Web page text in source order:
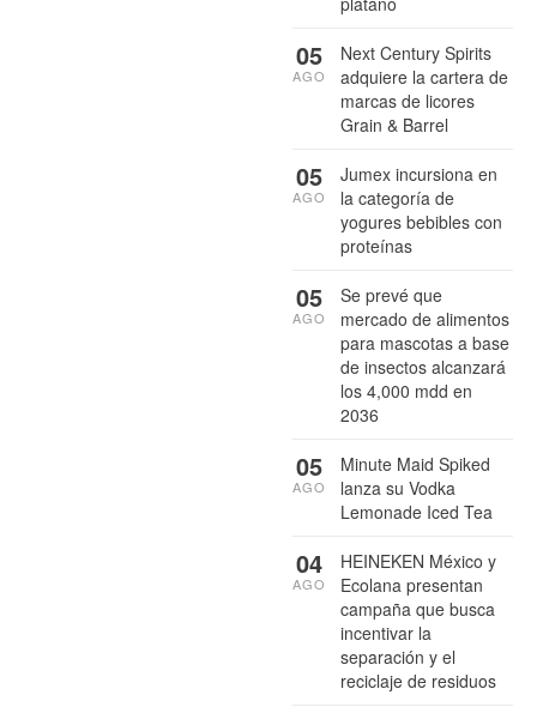
Next Century Spirits
adquiere la cartera de
marcas de licores
Grain & Barrel
05
AGO
Jumex incursiona en
la categoría de
yogures bebibles con
proteínas
05
AGO
Se prevé que
mercado de alimentos
para mascotas a base
de insectos alcanzará
los 4,000 mdd en
2036
05
AGO
Minute Maid Spiked
lanza su Vodka
Lemonade Iced Tea
05
AGO
HEINEKEN México y
Ecolana presentan
campaña que busca
incentivar la
separación y el
reciclaje de residuos
04
AGO